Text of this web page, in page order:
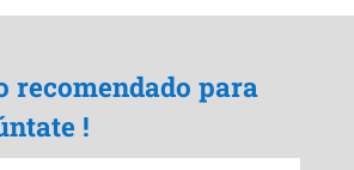
recomendado para
!